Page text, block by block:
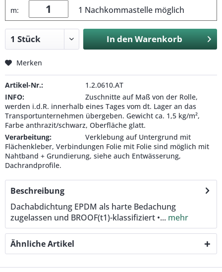
m: 1 Nachkommastelle möglich
In denWarenkorb
Merken
Artikel-Nr.:
1.2.0610.AT
INFO:
Zuschnitte auf Maß von der Rolle,
werden i.d.R. innerhalb eines Tages vom dt. Lager an das
Transportunternehmen übergeben. Gewicht ca. 1,5 kg/m²,
Farbe anthrazit/schwarz, Oberfläche glatt.
Verarbeitung:
Verklebung auf Untergrund mit
Flächenkleber, Verbindungen Folie mit Folie sind möglich mit
Nahtband + Grundierung, siehe auch Entwässerung,
Dachrandprofile.
Beschreibung
Dachabdichtung EPDM als harte Bedachung
zugelassen und BROOF(t1)-klassifiziert •... mehr
Ähnliche Artikel